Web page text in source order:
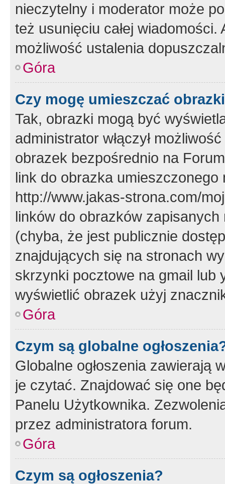
nieczytelny i moderator może
też usunięciu całej
możliwość ustalenia
Góra
Czy mogę umieszczać
Tak, obrazki mogą być
administrator włączył
obrazek bezpośrednio na
link do obrazka
http://www.jakas-strona.com/
linków do obrazków
(chyba, że jest publicznie
znajdujących się na stronach
skrzynki pocztowe na gmail lub
wyświetlić obrazek użyj
Góra
Czym są globalne
Globalne ogłoszenia zawierają
je czytać. Znajdować się one
Panelu Użytkownika.
przez administratora forum.
Góra
Czym są ogłoszenia?